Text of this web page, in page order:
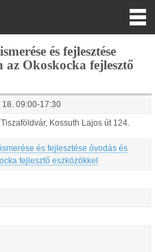
és fejlesztése
az Okoskocka fejlesztő
18 09:00-17:30
Kossuth Lajos út 124.
és fejlesztése óvodás és
fejlesztő eszközökkel